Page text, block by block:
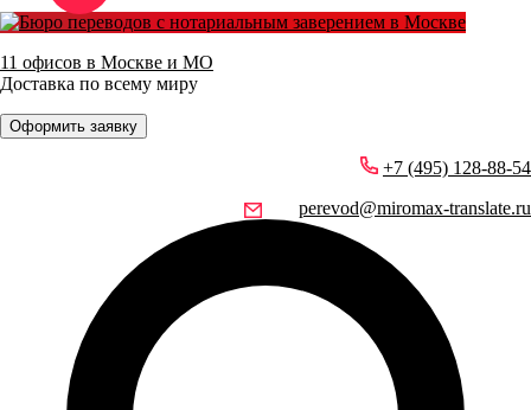
11 офисов в Москве и МО
Доставка по всему миру
Оформить заявку
+7 (495) 128-88-54
perevod@miromax-translate.ru